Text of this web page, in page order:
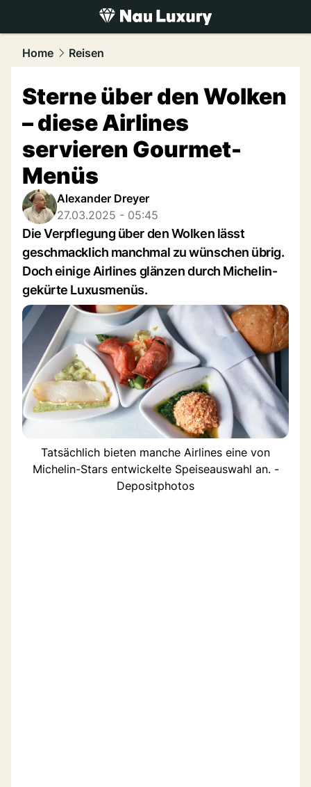
luxury.NAU.ch
Home Reisen
Sterne über den Wolken
– diese Airlines
servieren Gourmet-
Menüs
Alexander Dreyer
27.03.2025 - 05:45
Die Verpflegung über den Wolken lässt
geschmacklich manchmal zu wünschen übrig.
Doch einige Airlines glänzen durch Michelin-
gekürte Luxusmenüs.
Tatsächlich bieten manche Airlines eine von
Michelin-Stars entwickelte Speiseauswahl an. -
Depositphotos